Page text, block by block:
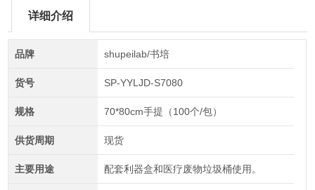
详细介绍
品牌 shupeilab/书培
货号 SP-YYLJD-S7080
规格 70*80cm手提（100个/包）
供货周期 现货
主要用途 配套利器盒和医疗废物垃圾桶使用。